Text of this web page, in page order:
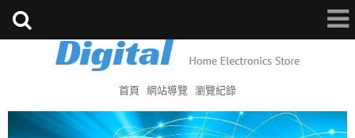
首頁 網站導覽 瀏覽紀錄